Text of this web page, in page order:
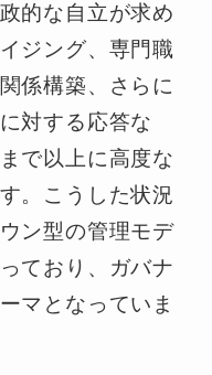
的な自立が求め
ジング、専門職
係構築、さらに
対する応答な
で以上に高度な
。こうした状況
ン型の管理モデ
ており、ガバナ
マとなっていま